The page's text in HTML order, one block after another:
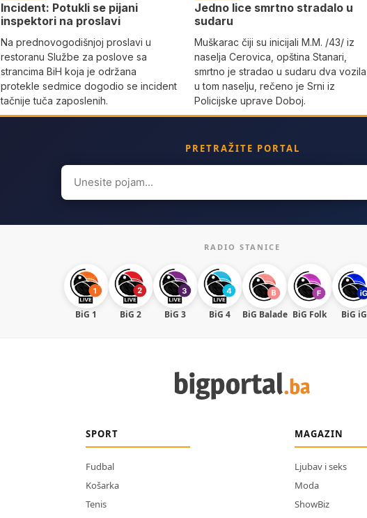
Incident: Potukli se pijani
inspektori na proslavi
Na prednovogodišnjoj proslavi u
restoranu Službe za poslove sa
strancima BiH koja je održana
protekle sedmice dogodio se incident
tačnije tuča zaposlenih.
Јedno lice smrtno stradalo u
sudaru
Muškarac čiji su inicijali M.M. /43/ iz
naselja Cerovica, opština Stanari,
smrtno je stradao u sudaru dva vozila
u tom naselju, rečeno je Srni iz
Policijske uprave Doboj.
PRETRAŽITE PORTAL
Search
for:
RADIO STANICE
BiG 1 BiG 2 BiG 3 BiG 4 BiG Balade BiG Folk BiG iG
SPORT
Fudbal
Košarka
Tenis
MAGAZIN
Ljubav i seks
Moda
ShowBiz